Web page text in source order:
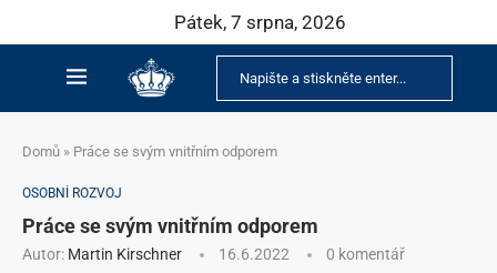
Pátek, 7 srpna, 2026
Domů » Práce se svým vnitřním odporem
OSOBNÍ ROZVOJ
Práce se svým vnitřním odporem
Autor: Martin Kirschner 16.6.2022 0 komentář